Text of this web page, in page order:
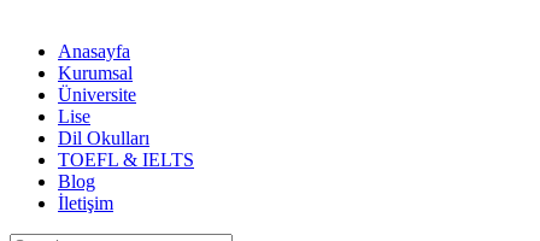
Anasayfa
Kurumsal
Üniversite
Lise
Dil Okulları
TOEFL & IELTS
Blog
İletişim